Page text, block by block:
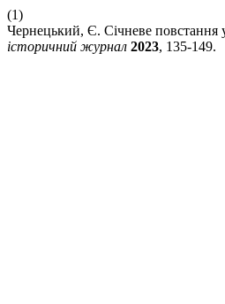
(1)
Чернецький, Є. Січневе повстання
історичний журнал 2023, 135-149.